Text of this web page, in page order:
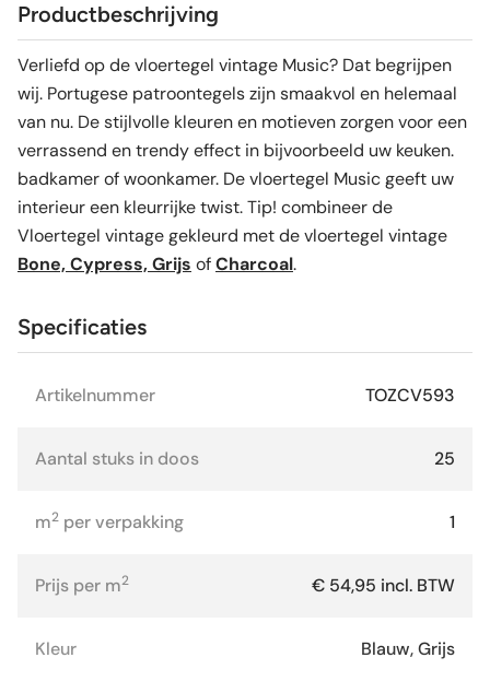
Productbeschrijving
Verliefd op de vloertegel vintage Music? Dat begrijpen
wij. Portugese patroontegels zijn smaakvol en helemaal
van nu. De stijlvolle kleuren en motieven zorgen voor een
verrassend en trendy effect in bijvoorbeeld uw keuken.
badkamer of woonkamer. De vloertegel Music geeft uw
interieur een kleurrijke twist. Tip! combineer de
Vloertegel vintage gekleurd met de vloertegel vintage
Bone,Cypress,Grijs ofCharcoal.
Specificaties
Artikelnummer TOZCV593
Aantal stuks in doos 25
m2 per verpakking 1
Prijs per m2 € 54,95 incl. BTW
Kleur Blauw, Grijs